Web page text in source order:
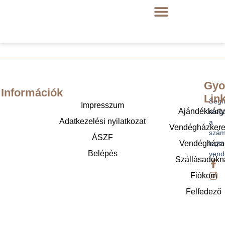
a
Fiókom
Felfedező
Információk
Impresszum
Adatkezelési nyilatkozat
ÁSZF
Belépés